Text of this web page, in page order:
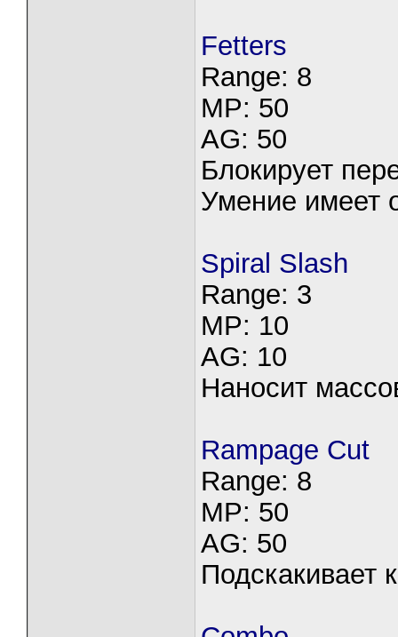
Fetters
Range: 8
MP: 50
AG: 50
Блокирует
Умение имеет
Spiral Slash
Range: 3
MP: 10
AG: 10
Наносит
Rampage Cut
Range: 8
MP: 50
AG: 50
Подскакивает